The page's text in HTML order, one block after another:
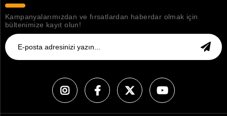
Kampanyalarımızdan ve fırsatlardan haberdar olmak için
bültenimize kayıt olun!